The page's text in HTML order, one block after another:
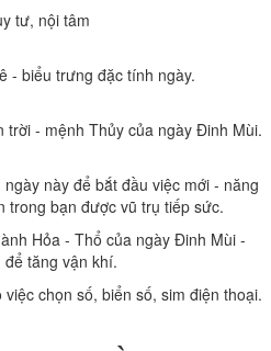
tư, nội tâm
- biểu trưng đặc tính ngày.
trời - mệnh Thủy của ngày Đinh Mùi.
ngày này để bắt đầu việc mới - năng
trong bạn được vũ trụ tiếp sức.
Hỏa - Thổ của ngày Đinh Mùi -
để tăng vận khí.
việc chọn số, biển số, sim điện thoại.